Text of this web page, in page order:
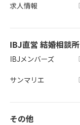
求人情報
IBJ直営 結婚相談所
IBJメンバーズ
サンマリエ
その他